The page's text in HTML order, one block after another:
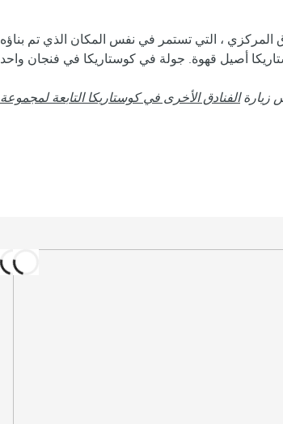
، التي تستمر في نفس المكان الذي تم بناؤه
زيارة